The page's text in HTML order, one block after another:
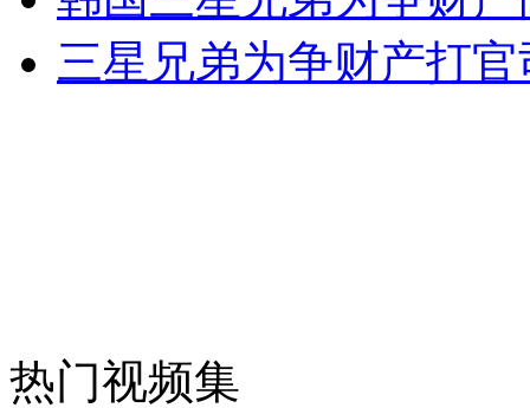
走！跟着总书记去植树
三星兄弟为争财产打
热门视频集